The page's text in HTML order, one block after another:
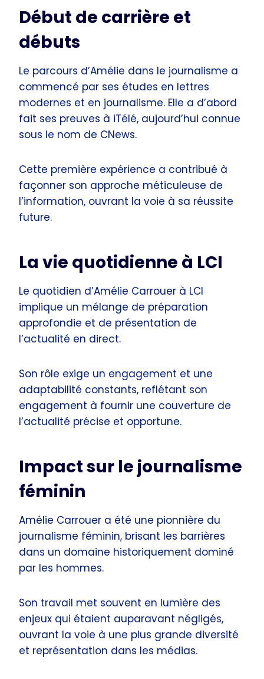
Début de carrière et
débuts
Le parcours d’Amélie dans le journalisme a
commencé par ses études en lettres
modernes et en journalisme. Elle a d’abord
fait ses preuves à iTélé, aujourd’hui connue
sous le nom de CNews.
Cette première expérience a contribué à
façonner son approche méticuleuse de
l’information, ouvrant la voie à sa réussite
future.
La vie quotidienne à LCI
Le quotidien d’Amélie Carrouer à LCI
implique un mélange de préparation
approfondie et de présentation de
l’actualité en direct.
Son rôle exige un engagement et une
adaptabilité constants, reflétant son
engagement à fournir une couverture de
l’actualité précise et opportune.
Impact sur le journalisme
féminin
Amélie Carrouer a été une pionnière du
journalisme féminin, brisant les barrières
dans un domaine historiquement dominé
par les hommes.
Son travail met souvent en lumière des
enjeux qui étaient auparavant négligés,
ouvrant la voie à une plus grande diversité
et représentation dans les médias.